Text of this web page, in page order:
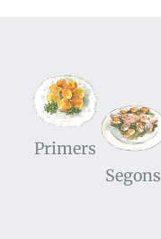
Primers
Segons